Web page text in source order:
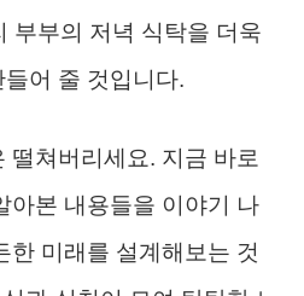
부부의 저녁 식탁을 더욱
어 줄 것입니다.
떨쳐버리세요. 지금 바로
아본 내용들을 이야기 나
한 미래를 설계해보는 것